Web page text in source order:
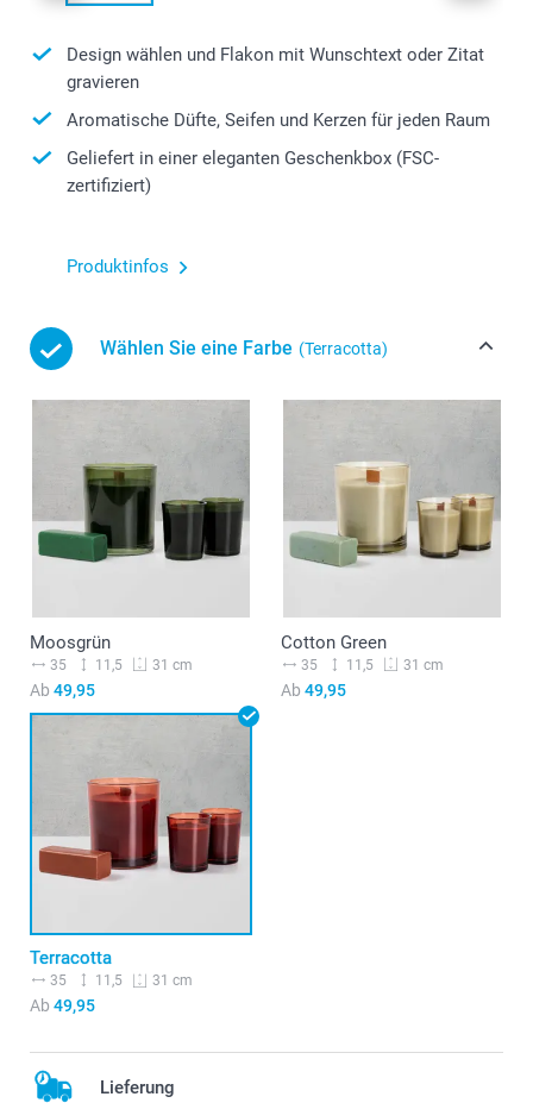
Design wählen und Flakon mit Wunschtext oder Zitat
gravieren
Aromatische Düfte, Seifen und Kerzen für jeden Raum
Geliefert in einer eleganten Geschenkbox (FSC-
zertifiziert)
Produktinfos
Wählen Sie eine Farbe (Terracotta)
Moosgrün
35 11,5 31 cm
Ab 49,95
Cotton Green
35 11,5 31 cm
Ab 49,95
Terracotta
35 11,5 31 cm
Ab 49,95
Lieferung